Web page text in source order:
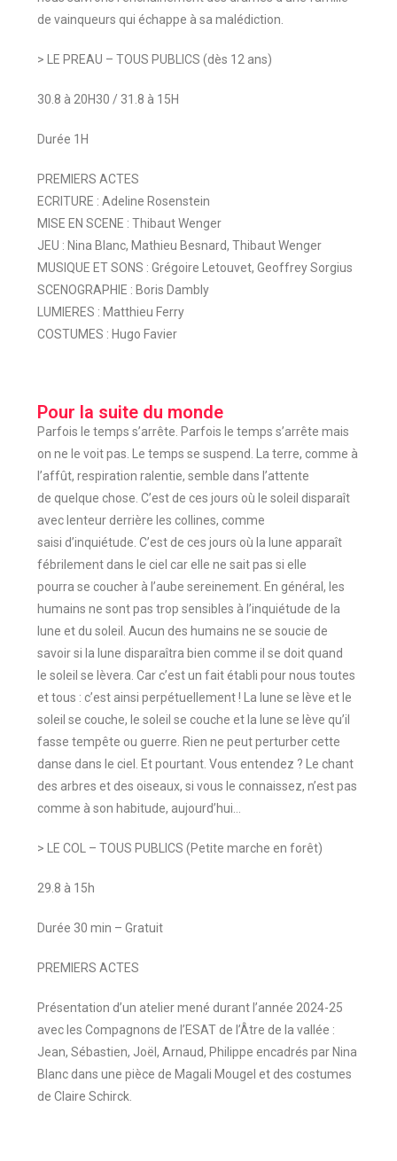
de vainqueurs qui échappe à sa malédiction.
> LE PREAU – TOUS PUBLICS (dès 12 ans)
30.8 à 20H30 / 31.8 à 15H
Durée 1H
PREMIERS ACTES
ECRITURE : Adeline Rosenstein
MISE EN SCENE : Thibaut Wenger
JEU : Nina Blanc, Mathieu Besnard, Thibaut Wenger
MUSIQUE ET SONS : Grégoire Letouvet, Geoffrey Sorgius
SCENOGRAPHIE : Boris Dambly
LUMIERES : Matthieu Ferry
COSTUMES : Hugo Favier
Pour la suite du monde
Parfois le temps s’arrête. Parfois le temps s’arrête mais
on ne le voit pas. Le temps se suspend. La terre, comme à
l’affût, respiration ralentie, semble dans l’attente
de quelque chose. C’est de ces jours où le soleil disparaît
avec lenteur derrière les collines, comme
saisi d’inquiétude. C’est de ces jours où la lune apparaît
fébrilement dans le ciel car elle ne sait pas si elle
pourra se coucher à l’aube sereinement. En général, les
humains ne sont pas trop sensibles à l’inquiétude de la
lune et du soleil. Aucun des humains ne se soucie de
savoir si la lune disparaîtra bien comme il se doit quand
le soleil se lèvera. Car c’est un fait établi pour nous toutes
et tous : c’est ainsi perpétuellement ! La lune se lève et le
soleil se couche, le soleil se couche et la lune se lève qu’il
fasse tempête ou guerre. Rien ne peut perturber cette
danse dans le ciel. Et pourtant. Vous entendez ? Le chant
des arbres et des oiseaux, si vous le connaissez, n’est pas
comme à son habitude, aujourd’hui…
> LE COL – TOUS PUBLICS (Petite marche en forêt)
29.8 à 15h
Durée 30 min – Gratuit
PREMIERS ACTES
Présentation d’un atelier mené durant l’année 2024-25
avec les Compagnons de l’ESAT de l’Âtre de la vallée :
Jean, Sébastien, Joël, Arnaud, Philippe encadrés par Nina
Blanc dans une pièce de Magali Mougel et des costumes
de Claire Schirck.